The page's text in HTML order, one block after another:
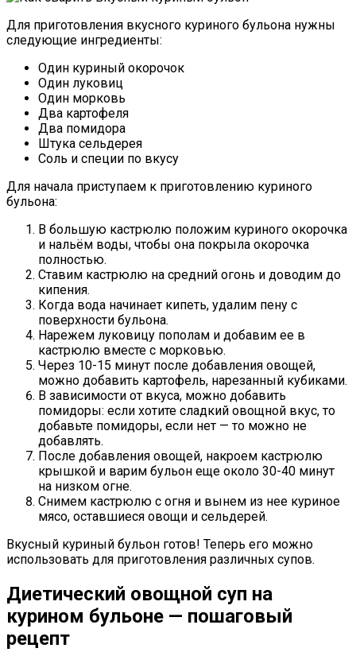
Для приготовления вкусного куриного бульона нужны
следующие ингредиенты:
Один куриный окорочок
Один луковиц
Один морковь
Два картофеля
Два помидора
Штука сельдерея
Соль и специи по вкусу
Для начала приступаем к приготовлению куриного
бульона:
В большую кастрюлю положим куриного окорочка
и нальём воды, чтобы она покрыла окорочка
полностью.
Ставим кастрюлю на средний огонь и доводим до
кипения.
Когда вода начинает кипеть, удалим пену с
поверхности бульона.
Нарежем луковицу пополам и добавим ее в
кастрюлю вместе с морковью.
Через 10-15 минут после добавления овощей,
можно добавить картофель, нарезанный кубиками.
В зависимости от вкуса, можно добавить
помидоры: если хотите сладкий овощной вкус, то
добавьте помидоры, если нет — то можно не
добавлять.
После добавления овощей, накроем кастрюлю
крышкой и варим бульон еще около 30-40 минут
на низком огне.
Снимем кастрюлю с огня и вынем из нее куриное
мясо, оставшиеся овощи и сельдерей.
Вкусный куриный бульон готов! Теперь его можно
использовать для приготовления различных супов.
Диетический овощной суп на
курином бульоне — пошаговый
рецепт